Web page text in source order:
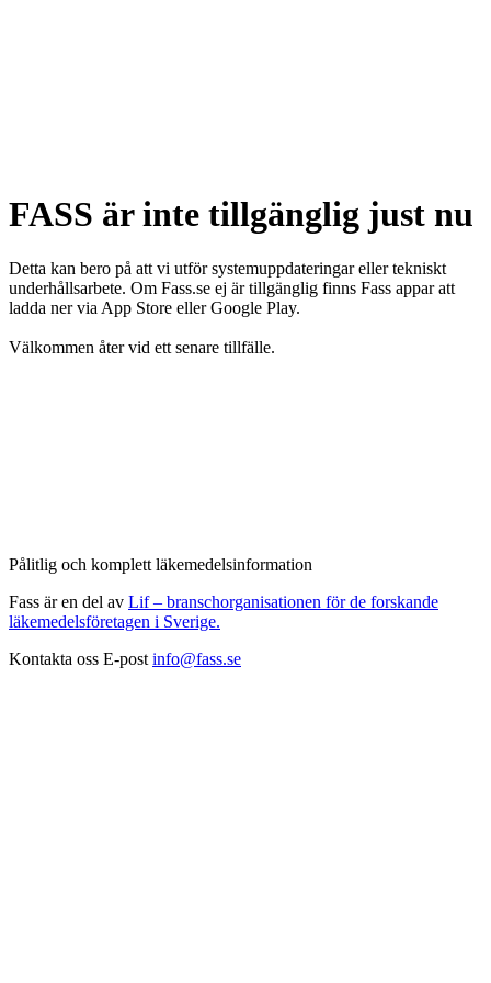
FASS är inte tillgänglig just nu
Detta kan bero på att vi utför systemuppdateringar eller tekniskt
underhållsarbete. Om Fass.se ej är tillgänglig finns Fass appar att
ladda ner via App Store eller Google Play.
Välkommen åter vid ett senare tillfälle.
Pålitlig och komplett läkemedelsinformation
Fass är en del av Lif – branschorganisationen för de forskande
läkemedelsföretagen i Sverige.
Kontakta oss E-post info@fass.se